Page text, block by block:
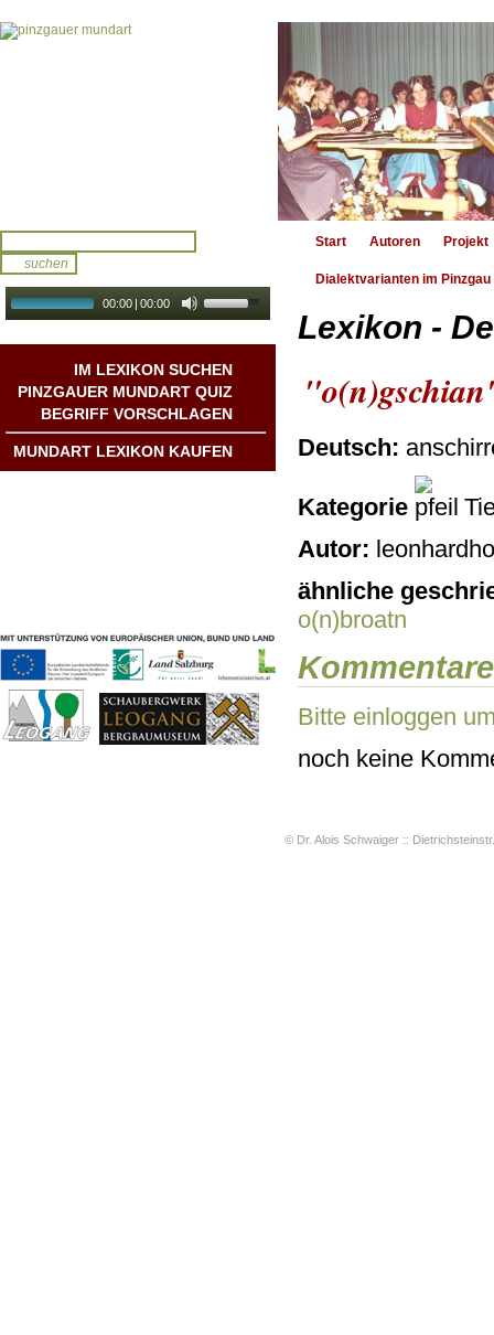
00:00 | 00:00
IM LEXIKON SUCHEN
PINZGAUER MUNDART QUIZ
BEGRIFF VORSCHLAGEN
MUNDART LEXIKON KAUFEN
Start Autoren Projekt
Dialektvarianten im Pinzgau
Lexikon -
Deutsch:
Kategorie
Autor:
ähnliche
o(n)broatn
Kommentare
Bitte einloggen
noch keine
© Dr. Alois Schwaiger ::